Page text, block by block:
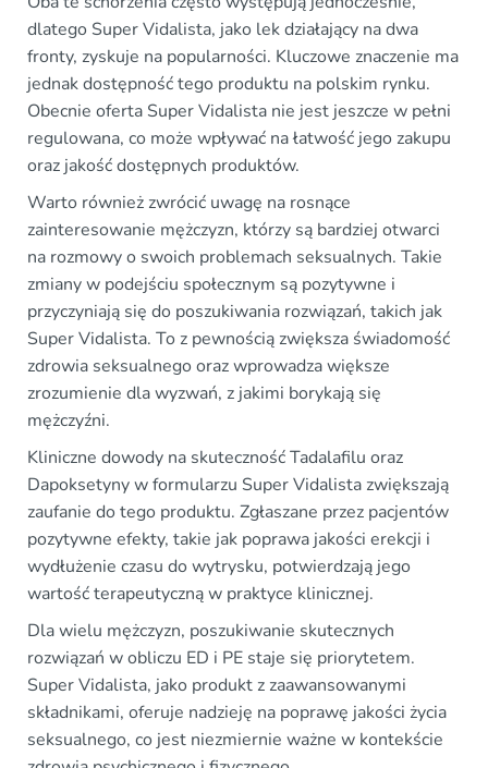
dlatego Super Vidalista, jako lek działający na dwa
fronty, zyskuje na popularności. Kluczowe znaczenie ma
jednak dostępność tego produktu na polskim rynku.
Obecnie oferta Super Vidalista nie jest jeszcze w pełni
regulowana, co może wpływać na łatwość jego zakupu
oraz jakość dostępnych produktów.
Warto również zwrócić uwagę na rosnące
zainteresowanie mężczyzn, którzy są bardziej otwarci
na rozmowy o swoich problemach seksualnych. Takie
zmiany w podejściu społecznym są pozytywne i
przyczyniają się do poszukiwania rozwiązań, takich jak
Super Vidalista. To z pewnością zwiększa świadomość
zdrowia seksualnego oraz wprowadza większe
zrozumienie dla wyzwań, z jakimi borykają się
mężczyźni.
Kliniczne dowody na skuteczność Tadalafilu oraz
Dapoksetyny w formularzu Super Vidalista zwiększają
zaufanie do tego produktu. Zgłaszane przez pacjentów
pozytywne efekty, takie jak poprawa jakości erekcji i
wydłużenie czasu do wytrysku, potwierdzają jego
wartość terapeutyczną w praktyce klinicznej.
Dla wielu mężczyzn, poszukiwanie skutecznych
rozwiązań w obliczu ED i PE staje się priorytetem.
Super Vidalista, jako produkt z zaawansowanymi
składnikami, oferuje nadzieję na poprawę jakości życia
seksualnego, co jest niezmiernie ważne w kontekście